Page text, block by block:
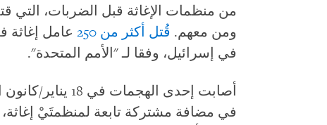
ومن معهم. قُتل أكثر من 250 عامل إغاثة
في إسرائيل، وفقا لـ "الأمم المتحدة".
في مضافة مشتركة تابعة لمنظمتَيْ